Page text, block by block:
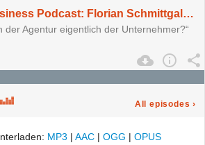
New Business Podcast: Florian Schmittgall (GF Schmittgall Gruppe): „Die Agentur weiter führen heißt sie zu häuten.“
der Agentur eigentlich der Unternehmer?“
All episodes ›
MP3 | AAC | OGG | OPUS